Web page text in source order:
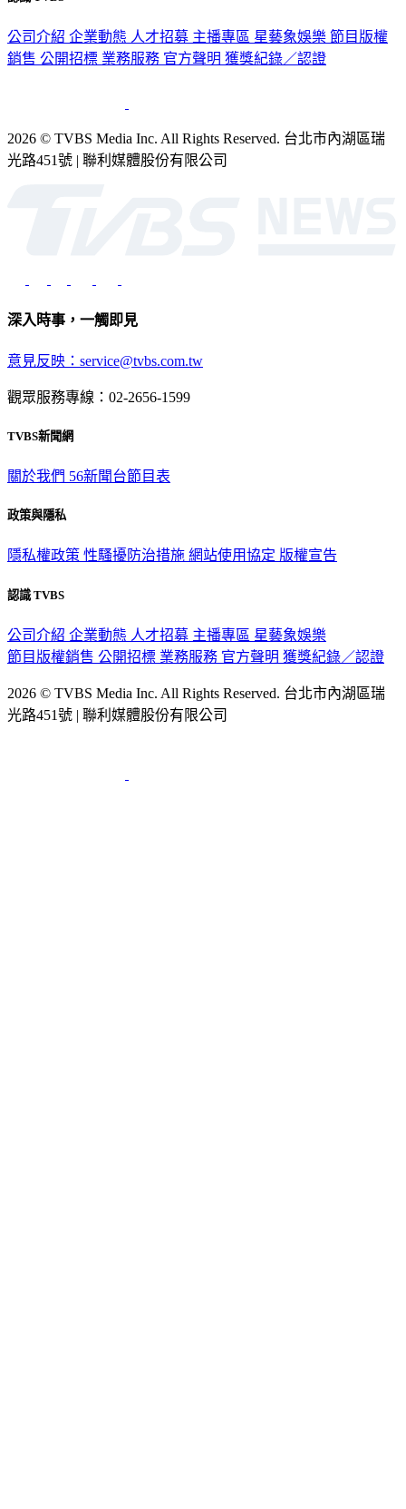
公司介紹 企業動態 人才招募 主播專區 星藝象娛樂 節目版權
銷售 公開招標 業務服務 官方聲明 獲獎紀錄／認證
2026 © TVBS Media Inc. All Rights Reserved. 台北市內湖區瑞
光路451號 | 聯利媒體股份有限公司
深入時事，一觸即見
意見反映：service@tvbs.com.tw
觀眾服務專線：02-2656-1599
TVBS新聞網
關於我們 56新聞台節目表
政策與隱私
隱私權政策 性騷擾防治措施 網站使用協定 版權宣告
認識 TVBS
公司介紹 企業動態 人才招募 主播專區 星藝象娛樂
節目版權銷售 公開招標 業務服務 官方聲明 獲獎紀錄／認證
2026 © TVBS Media Inc. All Rights Reserved. 台北市內湖區瑞
光路451號 | 聯利媒體股份有限公司